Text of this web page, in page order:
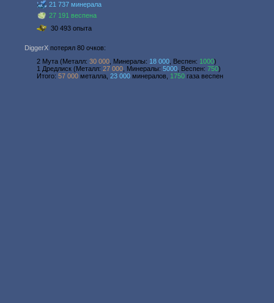
21 737 минерала
27 191 веспена
30 493 опыта
DiggerX потерял 80 очков:
2 Мута (Металл:30 000 , Минералы: 18 000 , Веспен: 1000)
1 Дредлиск (Металл:27 000 , Минералы:5000 , Веспен:750)
Итого:57 000 металла,23 000 минералов, 1750 газа веспен